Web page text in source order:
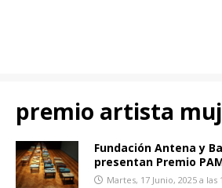
premio artista
Fundación Antena y
presentan Premio
Martes, 17 Junio, 2025 a las